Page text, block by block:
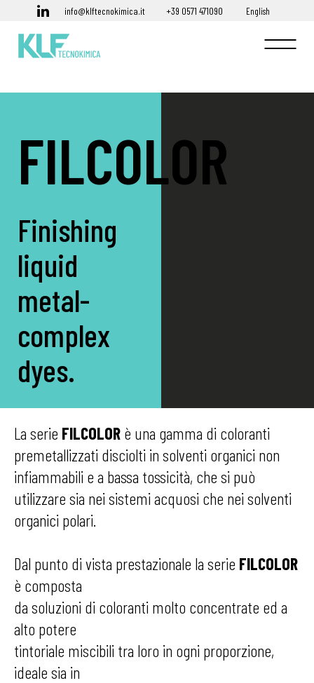
info@klftecnokimica.it +39 0571 471090 English
FILCOLOR
Finishing
liquid
metal-
complex
dyes.
La serie FILCOLOR è una gamma di coloranti
premetallizzati disciolti in solventi organici non
infiammabili e a bassa tossicità, che si può
utilizzare sia nei sistemi acquosi che nei solventi
organici polari.
Dal punto di vista prestazionale la serie FILCOLOR
è composta
da soluzioni di coloranti molto concentrate ed a
alto potere
tintoriale miscibili tra loro in ogni proporzione,
ideale sia in